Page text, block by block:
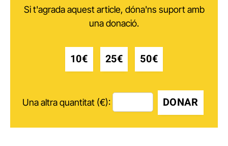
Si t'agrada aquest article, dóna'ns suport amb
una donació.
10€ 25€ 50€
Una altra quantitat (€): DONAR